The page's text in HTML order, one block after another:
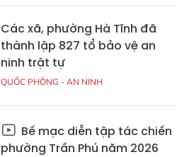
Các xã, phường Hà Tĩnh đã
thành lập 827 tổ bảo vệ an
ninh trật tự
QUỐC PHÒNG - AN NINH
Bế mạc diễn tập tác chiến
phường Trần Phú năm 2026